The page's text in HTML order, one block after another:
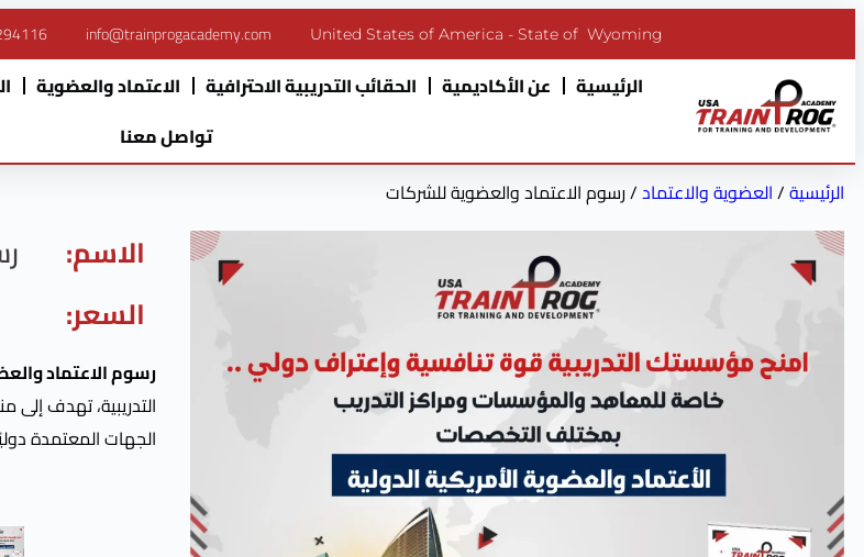
info@trainprogacademy.com United States of America - State of Wyoming
الرئيسية عن الأكاديمية الحقائب التدريبية الاحترافية الاعتماد والعضوية
تواصل معنا
الرئيسية/العضوية والاعتماد/ رسوم الاعتماد والعضوية للشركات
الاسم:
السعر:
رسوم الاعتماد
التدريبية، تهدف إلى
الجهات المعتمدة